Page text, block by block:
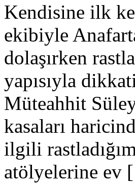
Kendisine ilk
ekibiyle
dolaşırken
yapısıyla
Müteahhit
kasaları
ilgili
atölyelerine